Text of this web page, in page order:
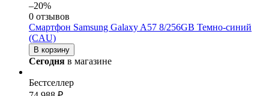
–20%
0 отзывов
Смартфон Samsung Galaxy A57 8/256GB Темно-синий
(CAU)
В корзину
Сегодня в магазине
Бестселлер